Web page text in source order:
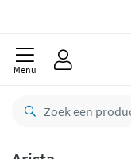
Menu